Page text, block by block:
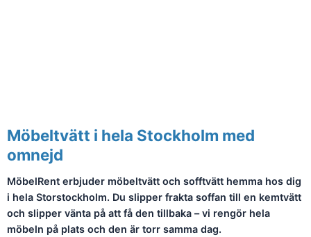
Möbeltvätt i hela Stockholm med
omnejd
MöbelRent erbjuder möbeltvätt och sofftvätt hemma hos dig
i hela Storstockholm. Du slipper frakta soffan till en kemtvätt
och slipper vänta på att få den tillbaka – vi rengör hela
möbeln på plats och den är torr samma dag.